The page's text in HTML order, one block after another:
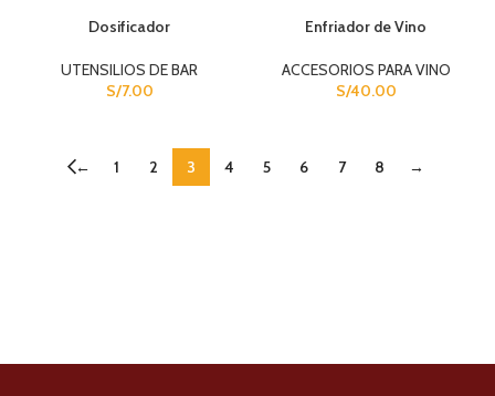
Dosificador
UTENSILIOS DE BAR
S/7.00
Enfriador de Vino
ACCESORIOS PARA VINO
S/40.00
← 1 2 3 4 5 6 7 8 →